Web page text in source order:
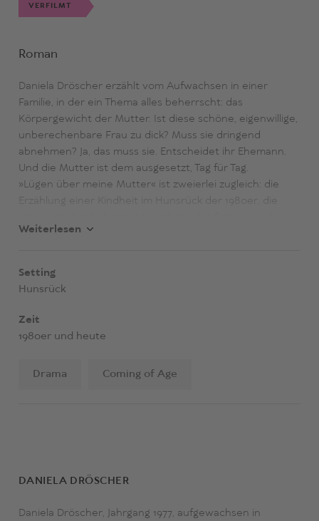
VERFILMT
Roman
Daniela Dröscher erzählt vom Aufwachsen in einer
Familie, in der ein Thema alles beherrscht: das
Körpergewicht der Mutter. Ist diese schöne, eigenwillige,
unberechenbare Frau zu dick? Muss sie dringend
abnehmen? Ja, das muss sie. Entscheidet ihr Ehemann.
Und die Mutter ist dem ausgesetzt, Tag für Tag.
»Lügen über meine Mutter« ist zweierlei zugleich: die
Erzählung einer Kindheit im Hunsrück der 1980er, die
Vaters, das Übergewicht seiner Frau wäre verantwortlich
soziale Aufstieg, die Anerkennung in der
Dorfgemeinschaft. Und es ist eine Befragung des
damals wirklich passiert? Was wurde verheimlicht,
worüber wurde gelogen? Und was sagt uns das alles
Schonungslos und eindrücklich lässt Daniela Dröscher ihr
tragik-komisches Buch über eine starke Frau, die nicht
kämpfen.
Weiterlesen
Setting
Hunsrück
Zeit
1980er und heute
Drama Coming of Age
DANIELA DRÖSCHER
Daniela Dröscher, Jahrgang 1977, aufgewachsen in